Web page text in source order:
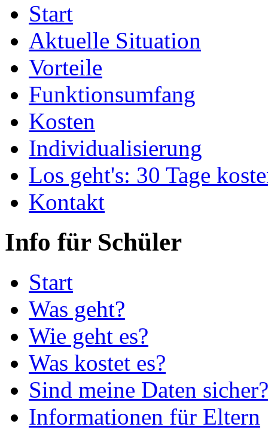
Start
Aktuelle Situation
Vorteile
Funktionsumfang
Kosten
Individualisierung
Los geht's: 30 Tage
Kontakt
Info für Schüler
Start
Was geht?
Wie geht es?
Was kostet es?
Sind meine Daten sicher?
Informationen für Eltern